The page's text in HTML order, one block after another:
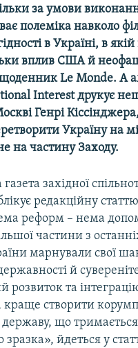
RL
за умови
полеміка навколо
в Україні, в
вплив США й
Le Monde. А
Interest друкує
Генрі
Україну на
на частину Заходу.
західної
редакційну
реформ – нема
частини з
марнували свої
й
розвиток та
краще створити
державу, що
зразка», йдеться у